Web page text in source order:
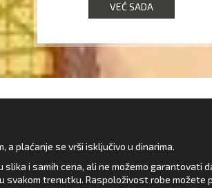
VEĆ SADA
a plaćanje se vrši isključivo u dinarima.
i samih cena, ali ne možemo garantovati
trenutku. Raspoloživost robe možete